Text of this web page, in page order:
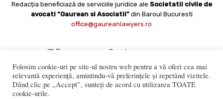
Redacția beneficiază de serviciile juridice ale Societatii civile de
avocati “Gaurean si Asociatii” din Baroul Bucuresti
office@gaureanlawyers.ro
Folosim cookie-uri pe site-ul nostru web pentru a vă oferi cea mai
relevantă experiență, amintindu-vă preferințele și repetând vizitele.
Dând clic pe „Accept”, sunteți de acord cu utilizarea TOATE
cookie-urile.